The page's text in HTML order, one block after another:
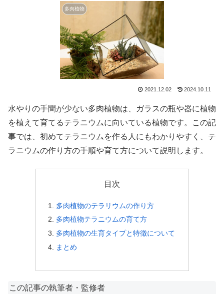
多肉植物
2021.12.02 2024.10.11
水やりの手間が少ない多肉植物は、ガラスの瓶や器に植物
を植えて育てるテラニウムに向いている植物です。この記
事では、初めてテラニウムを作る人にもわかりやすく、テ
ラニウムの作り方の手順や育て方について説明します。
目次
多肉植物のテラリウムの作り方
多肉植物テラニウムの育て方
多肉植物の生育タイプと特徴について
まとめ
この記事の執筆者・監修者